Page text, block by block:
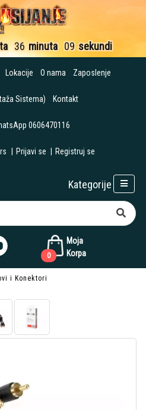
36 minuta 09 sekundi
Lokacije O nama Zaposlenje
Sistema) Kontakt
0606470116
Prijavi se Registruj se
Moja
Korpa
0
Kategorije
i Konektori